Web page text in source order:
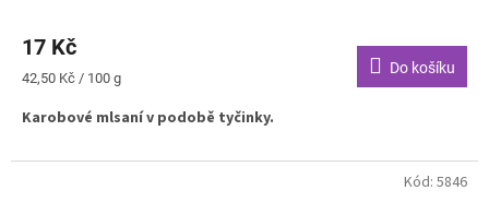
17 Kč
Měrná
42,50 Kč / 100 g
Do košíku
Karobové mlsaní v podobě tyčinky.
Kód: 5846